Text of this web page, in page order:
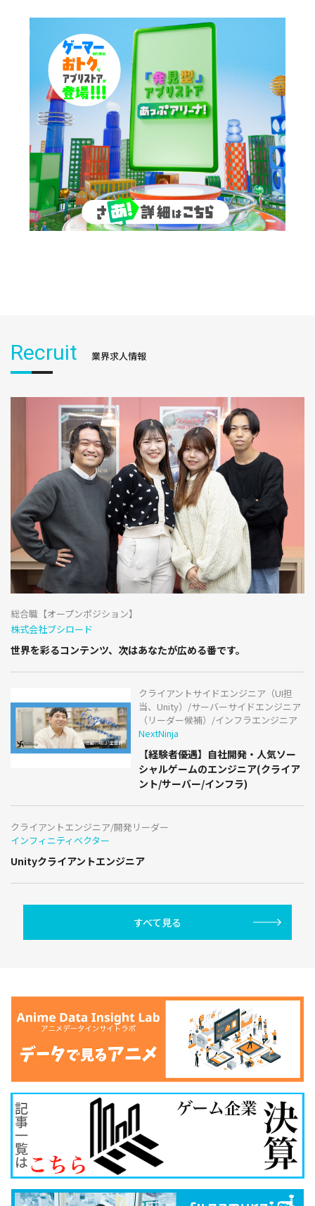
Recruit 業界求人情報
総合職【オープンポジション】
株式会社ブシロード
世界を彩るコンテンツ、次はあなたが広める番です。
クライアントサイドエンジニア（UI担
当、Unity）/サーバーサイドエンジニア
（リーダー候補）/インフラエンジニア
NextNinja
【経験者優遇】自社開発・人気ソー
シャルゲームのエンジニア(クライア
ント/サーバー/インフラ)
クライアントエンジニア/開発リーダー
インフィニティベクター
Unityクライアントエンジニア
すべて見る